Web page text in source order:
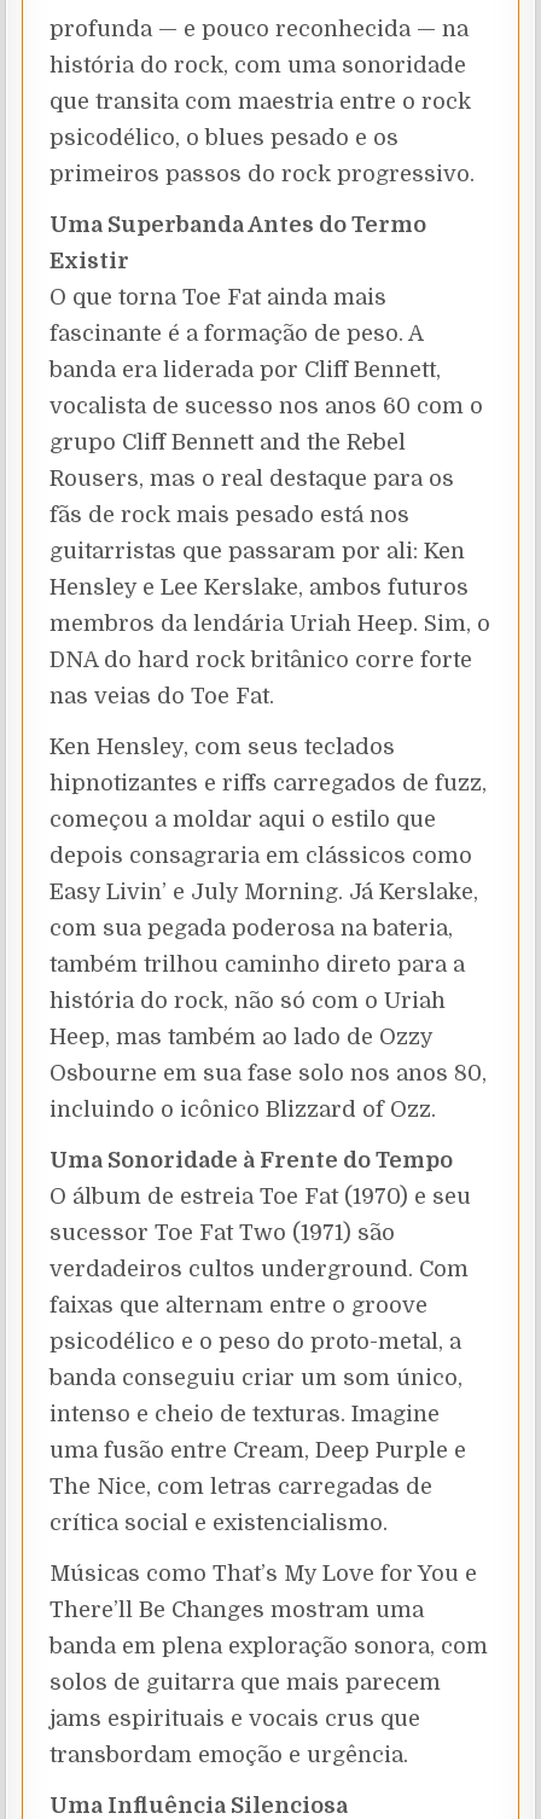
profunda — e pouco reconhecida — na
história do rock, com uma sonoridade
que transita com maestria entre o rock
psicodélico, o blues pesado e os
primeiros passos do rock progressivo.
Uma Superbanda Antes do Termo
Existir
O que torna Toe Fat ainda mais
fascinante é a formação de peso. A
banda era liderada por Cliff Bennett,
vocalista de sucesso nos anos 60 com o
grupo Cliff Bennett and the Rebel
Rousers, mas o real destaque para os
fãs de rock mais pesado está nos
guitarristas que passaram por ali: Ken
Hensley e Lee Kerslake, ambos futuros
membros da lendária Uriah Heep. Sim, o
DNA do hard rock britânico corre forte
nas veias do Toe Fat.
Ken Hensley, com seus teclados
hipnotizantes e riffs carregados de fuzz,
começou a moldar aqui o estilo que
depois consagraria em clássicos como
Easy Livin’ e July Morning. Já Kerslake,
com sua pegada poderosa na bateria,
também trilhou caminho direto para a
história do rock, não só com o Uriah
Heep, mas também ao lado de Ozzy
Osbourne em sua fase solo nos anos 80,
incluindo o icônico Blizzard of Ozz.
Uma Sonoridade à Frente do Tempo
O álbum de estreia Toe Fat (1970) e seu
sucessor Toe Fat Two (1971) são
verdadeiros cultos underground. Com
faixas que alternam entre o groove
psicodélico e o peso do proto-metal, a
banda conseguiu criar um som único,
intenso e cheio de texturas. Imagine
uma fusão entre Cream, Deep Purple e
The Nice, com letras carregadas de
crítica social e existencialismo.
Músicas como That’s My Love for You e
There’ll Be Changes mostram uma
banda em plena exploração sonora, com
solos de guitarra que mais parecem
jams espirituais e vocais crus que
transbordam emoção e urgência.
Uma Influência Silenciosa